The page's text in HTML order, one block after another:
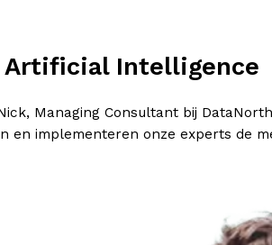
Artificial Intelligence
Managing Consultant bij
en implementeren onze experts de